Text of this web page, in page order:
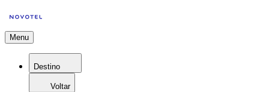
Menu
Destino
Voltar